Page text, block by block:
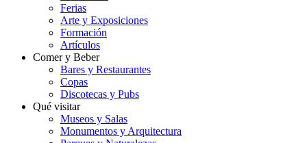
Ferias
Arte y Exposiciones
Formación
Artículos
Comer y Beber
Bares y Restaurantes
Copas
Discotecas y Pubs
Qué visitar
Museos y Salas
Monumentos y Arquitectura